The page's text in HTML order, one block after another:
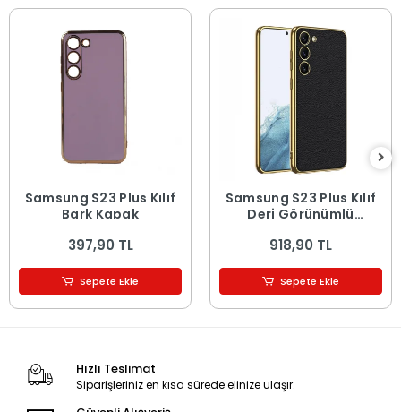
Samsung S23 Plus Kılıf
Bark Kapak
397,90 TL
Sepete Ekle
Samsung S23 Plus Kılıf
Deri Görünümlü
Elektroplating Kaplama
918,90 TL
Sepete Ekle
Hızlı Teslimat
Siparişleriniz en kısa sürede elinize ulaşır.